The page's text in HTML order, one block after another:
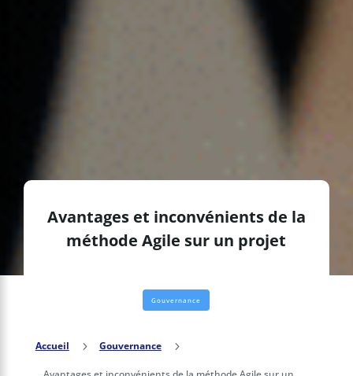
Avantages et inconvénients de la
méthode Agile sur un projet
Gouvernance
Accueil 5 Gouvernance 5